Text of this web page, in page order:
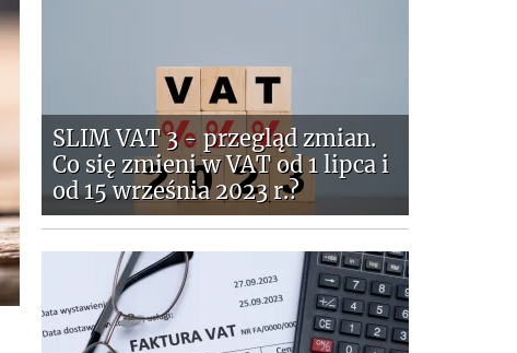
SLIM VAT 3 - przegląd zmian.
Co się zmieni w VAT od 1 lipca i
od 15 września 2023 r.?